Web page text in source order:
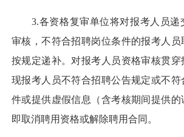
3.各资格复审单位将对报考人员递
审核，不符合招聘岗位条件的报考人
按规定递补。对报考人员资格审核贯
现报考人员不符合招聘公告规定或不符
件或提供虚假信息（含考核期间提供的
即取消聘用资格或解除聘用合同。